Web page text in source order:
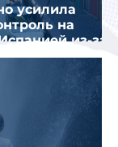
усилила
на
из-за